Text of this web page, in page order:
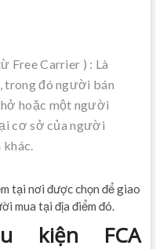
Free Carrier ) : Là
trong đó người bán
hoặc một người
cơ sở của người
tại nơi được chọn để giao
mua tại địa điểm đó.
kiện FCA